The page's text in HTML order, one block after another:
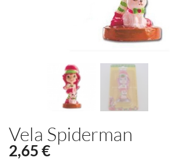
Vela Spiderman
2,65 €